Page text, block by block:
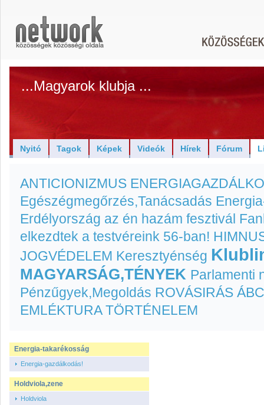
...Magyarok klubja ...
Nyitó Tagok Képek Videók Hírek Fórum
ANTICIONIZMUS
Egészégmegőrzés,Tanácsadás
Erdélyország az én hazám fesztivál
elkezdtek a testvéreink 56-ban!
JOGVÉDELEM Keresztyénség
MAGYARSÁG,TÉNYEK Parlamenti
Pénzűgyek,Megoldás ROVÁSIRÁS ÁBC
EMLÉKTURA TÖRTÉNELEM
Energia-takarékosság
Energia-gazdálkodás!
Holdviola,zene
Holdviola